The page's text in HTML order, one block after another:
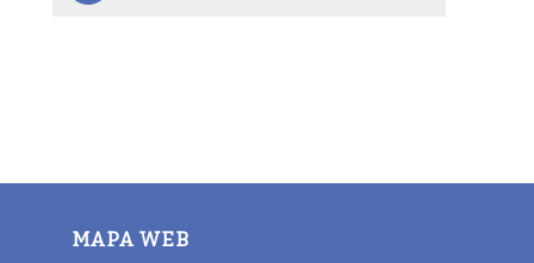
MAPA WEB